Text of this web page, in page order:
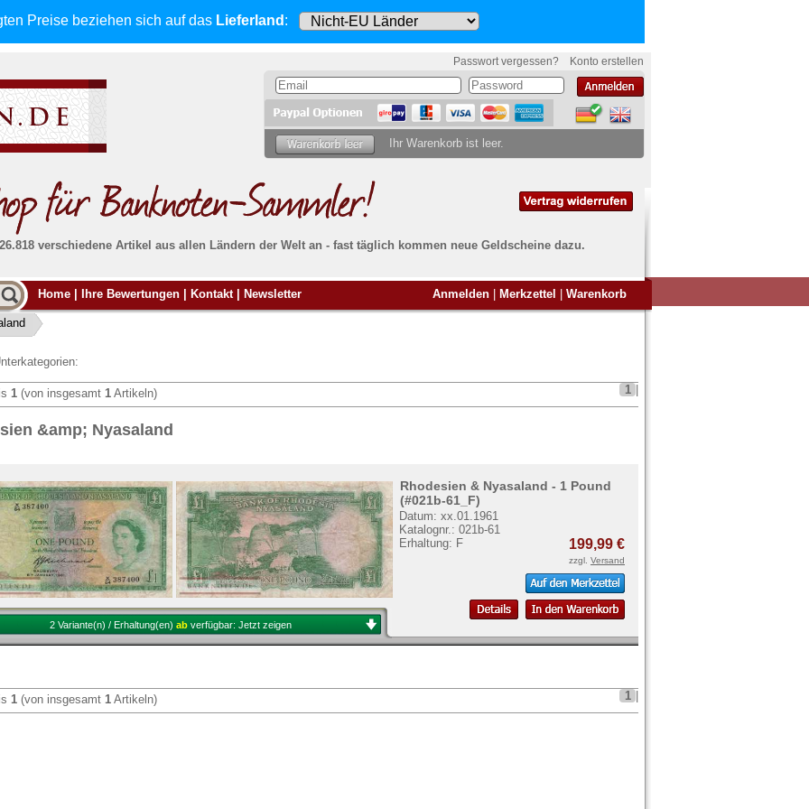
Preise beziehen sich auf das Lieferland :
Passwort vergessen? Konto erstellen
Ihr Warenkorb ist leer.
verschiedene Artikel aus allen Ländern der Welt an - fast täglich kommen neue Geldscheine dazu.
Alle Lieferungen, auch ins Ausland, werden
von uns voll versichert. Sie habenkein Risiko
Absolute Zuverlässigkeit:
Banknoten
Möchten Sie Banknoten
verkaufen?
Siehier.
Home Ihre Bewertungen Kontakt Newsletter Anmelden Merkzettel Warenkorb
1 (von insgesamt 1 Artikeln) 1
&amp; Nyasaland
Rhodesien & Nyasaland - 1 Pound
(#021b-61_F)
Datum: xx.01.1961
Katalognr.: 021b-61
Erhaltung: F
199,99 €
zzgl. Versand
2 Variante(n) / Erhaltung(en) ab verfügbar: Jetzt zeigen
1 (von insgesamt 1 Artikeln) 1